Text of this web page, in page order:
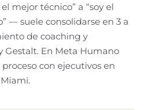
mejor técnico” a “soy el
— suele consolidarse en 3 a
de coaching y
Gestalt. En Meta Humano
con ejecutivos en